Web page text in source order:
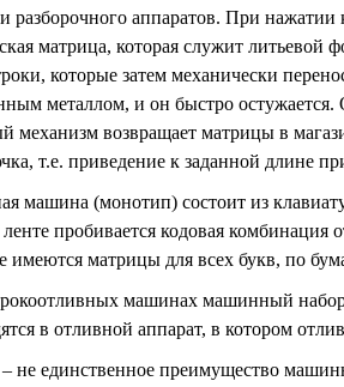
разборочного аппаратов. При
матрица, которая служит
которые затем механически
металлом, и он быстро
механизм возвращает матрицы в
т.е. приведение к заданной длине
машина (монотип) состоит из
пробивается кодовая комбинация
имеются матрицы для всех букв, по
машинах машинный
в отливной аппарат, в котором
не единственное преимущество